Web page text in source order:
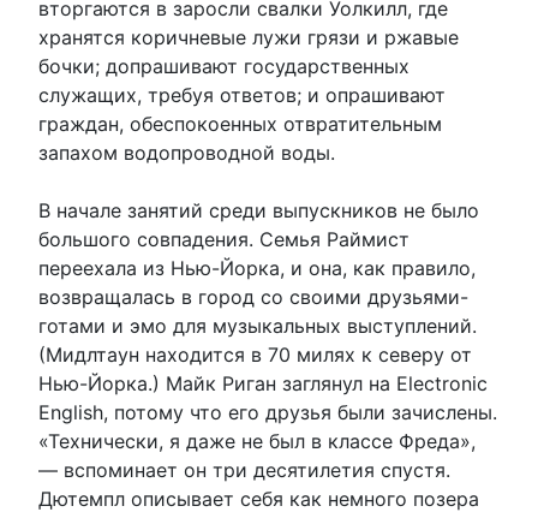
вторгаются в заросли свалки Уолкилл, где
хранятся коричневые лужи грязи и ржавые
бочки; допрашивают государственных
служащих, требуя ответов; и опрашивают
граждан, обеспокоенных отвратительным
запахом водопроводной воды.
В начале занятий среди выпускников не было
большого совпадения. Семья Раймист
переехала из Нью-Йорка, и она, как правило,
возвращалась в город со своими друзьями-
готами и эмо для музыкальных выступлений.
(Мидлтаун находится в 70 милях к северу от
Нью-Йорка.) Майк Риган заглянул на Electronic
English, потому что его друзья были зачислены.
«Технически, я даже не был в классе Фреда»,
— вспоминает он три десятилетия спустя.
Дютемпл описывает себя как немного позера